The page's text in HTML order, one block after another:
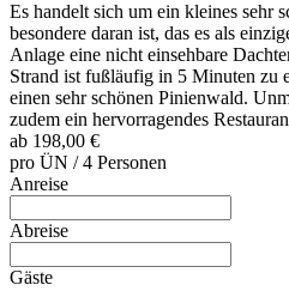
Es handelt sich um ein kleines sehr
besondere daran ist, das es als
Anlage eine nicht einsehbare
Strand ist fußläufig in 5 Minuten zu
einen sehr schönen Pinienwald.
zudem ein hervorragendes
ab 198,00 €
pro ÜN / 4 Personen
Anreise
Abreise
Gäste